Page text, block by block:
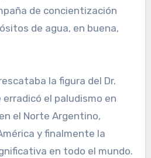
de concientización
de agua, en buena,
la figura del Dr.
erradicó el paludismo en
el Norte Argentino,
y finalmente la
en todo el mundo.